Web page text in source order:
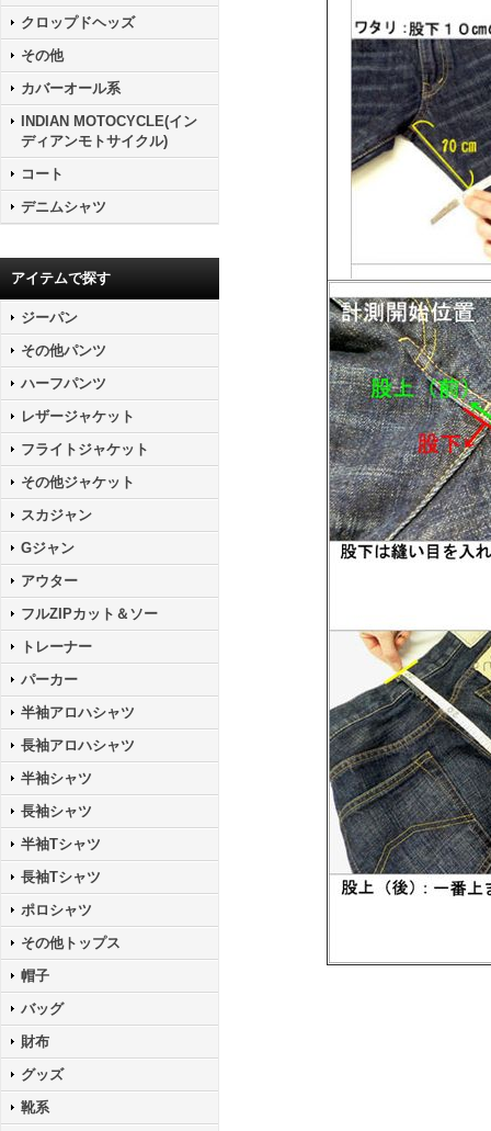
クロップドヘッズ
その他
カバーオール系
INDIAN MOTOCYCLE(イン
ディアンモトサイクル)
コート
デニムシャツ
アイテムで探す
ジーパン
その他パンツ
ハーフパンツ
レザージャケット
フライトジャケット
その他ジャケット
スカジャン
Gジャン
アウター
フルZIPカット＆ソー
トレーナー
パーカー
半袖アロハシャツ
長袖アロハシャツ
半袖シャツ
長袖シャツ
半袖Tシャツ
長袖Tシャツ
ポロシャツ
その他トップス
帽子
バッグ
財布
グッズ
靴系